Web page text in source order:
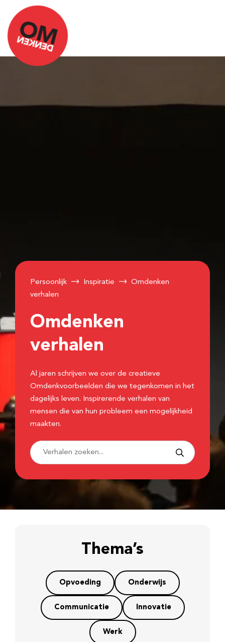
Persoonlijk Inspiratie
Omdenken
verhalen
Omdenken
verhalen
Al jaren schrijven we over de creatieve
Omdenkvoorbeelden die we tegenkomen in het
dagelijks leven. Inspirerende verhalen van
mensen die van hun probleem een mogelijkheid
maakten.
Thema’s
Opvoeding Onderwijs
Communicatie Innovatie
Werk